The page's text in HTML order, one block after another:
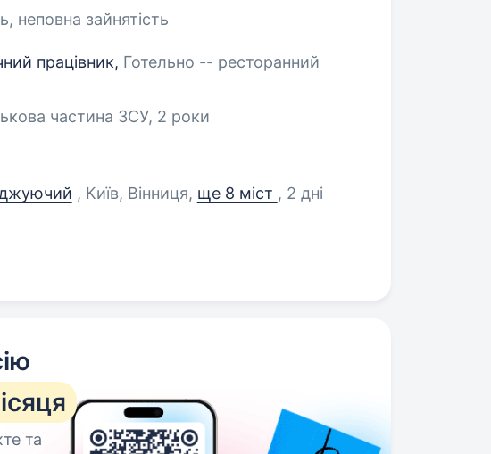
неповна зайнятість
працівник, Готельно -- ресторанний
частина ЗСУ, 2 роки
, Київ, Вінниця, ще 8 міст , 2 дні
та